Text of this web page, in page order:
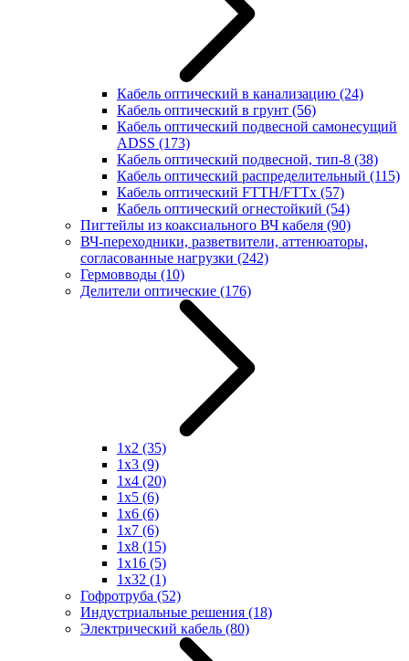
Кабель оптический в канализацию (24)
Кабель оптический в грунт (56)
Кабель оптический подвесной самонесущий
ADSS (173)
Кабель оптический подвесной, тип-8 (38)
Кабель оптический распределительный (115)
Кабель оптический FTTH/FTTx (57)
Кабель оптический огнестойкий (54)
Пигтейлы из коаксиального ВЧ кабеля (90)
ВЧ-переходники, разветвители, аттенюаторы,
согласованные нагрузки (242)
Гермовводы (10)
Делители оптические (176)
1x2 (35)
1x3 (9)
1x4 (20)
1x5 (6)
1x6 (6)
1x7 (6)
1x8 (15)
1x16 (5)
1x32 (1)
Гофротруба (52)
Индустриальные решения (18)
Электрический кабель (80)